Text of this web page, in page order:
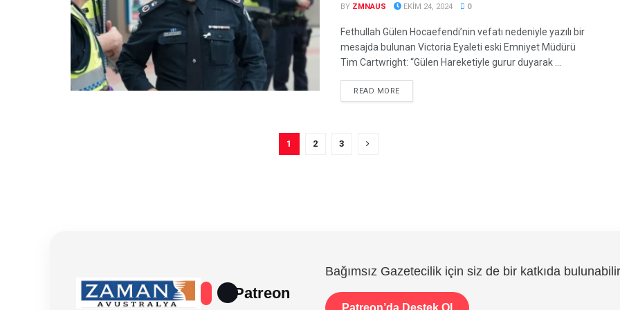
BY ZMNAUS EKIM 24, 2024 0
Fethullah Gülen Hocaefendi’nin vefatı nedeniyle yazılı bir
mesajda bulunan Victoria Eyaleti eski Emniyet Müdürü
Tim Cartwright: “Gülen Hareketiyle gurur duyarak ...
READ MOREDETAILS
1 2 3
Patreon
Bağımsız Gazetecilik için siz de bir katkıda